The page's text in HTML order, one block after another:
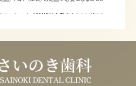
ります。また、知覚過敏を発症することがあり
合、出血や腫脹（しゅちょう）を生じることが
二次的な出血・疼痛・腫脹（しゅちょう）が見
温水痛を生じることがあります。
の癖や噛み合わせによっては、補綴物が破損す